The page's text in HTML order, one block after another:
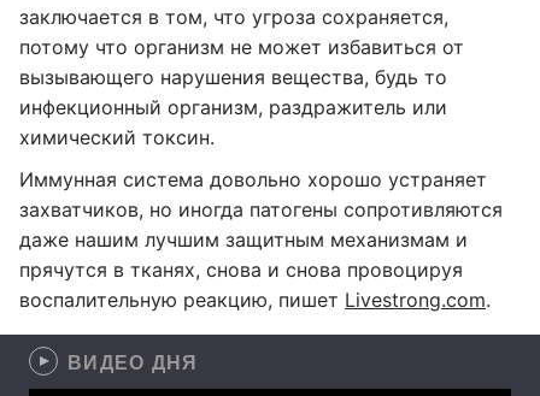
заключается в том, что угроза сохраняется,
потому что организм не может избавиться от
вызывающего нарушения вещества, будь то
инфекционный организм, раздражитель или
химический токсин.
Иммунная система довольно хорошо устраняет
захватчиков, но иногда патогены сопротивляются
даже нашим лучшим защитным механизмам и
прячутся в тканях, снова и снова провоцируя
воспалительную реакцию, пишет Livestrong.com.
ВИДЕО ДНЯ